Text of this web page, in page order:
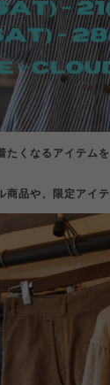
くなるアイテム
品や、限定アイテ